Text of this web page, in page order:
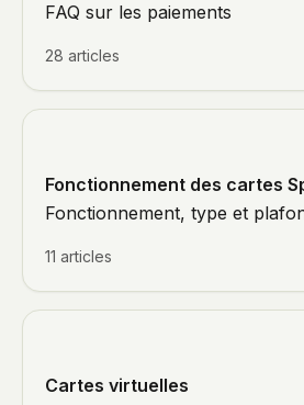
FAQ sur les paiements
28 articles
Fonctionnement des cartes
Fonctionnement, type et
11 articles
Cartes virtuelles